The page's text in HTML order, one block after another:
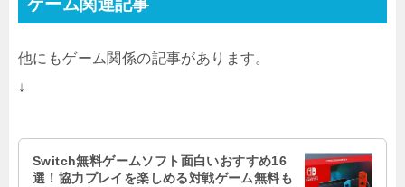
ゲーム関連記事
他にもゲーム関係の記事があります。
↓
Switch無料ゲームソフト面白いおすすめ16
選！協力プレイを楽しめる対戦ゲーム無料も